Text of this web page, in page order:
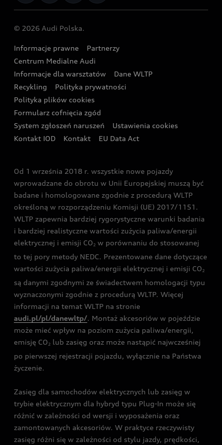
Umów się na jazdę testową
Skonfiguruj swój model z Ekspertem Audi
Wyszukaj najbliższego Partnera Audi
Oferta dla przedsiębiorców
Oferta dla klientów prywatnych
Kalkulator rat
Ubezpieczenie
Audi exclusive
Porównaj nasze modele plug-in hybrid
Zasięg
Centrum napraw powypadkowych
Gwarancja
Akcje serwisowe Audi
Katalog online akcesoriów
Audi i Muzeum Sztuki Nowoczesnej w Warszawie
Audi driving experience
Audi quattro Cup
Audi i Puchar Świata w Skokach Narciarskich w
Zakopanem
© 2026 Audi Polska.
Informacje prawne
Partnerzy
Centrum Medialne Audi
Informacje dla warsztatów
Dane WLTP
Recykling
Polityka prywatności
Polityka plików cookies
Formularz cofnięcia zgód
System zgłoszeń naruszeń
Ustawienia cookies
Kontakt IOD
Kontakt EU Data Act
Od 1 września 2018 r. wszystkie nowe pojazdy
wprowadzane do obrotu w Unii Europejskiej muszą być
badane i homologowane zgodnie z procedurą WLTP
określoną w rozporządzeniu Komisji (UE) 2017/1151.
WLTP zapewnia bardziej rygorystyczne warunki badania
i bardziej realistyczne wartości zużycia paliwa/energii
elektrycznej i emisji CO 2 w porównaniu do stosowanej
to tej pory metody NEDC. Prezentowane dane dotyczące
wartości zużycia paliwa/energii elektrycznej i emisji CO 2
są danymi zgodnymi ze świadectwem homologacji typu
wyznaczonymi zgodnie z procedurą WLTP. Więcej
informacji na temat WLTP na stronie
audi.pl/pl/danewltp/. Montaż akcesoriów w pojeździe
może mieć wpływ na poziom zużycia paliwa/energii,
emisję CO2 lub zasięg oraz może nastąpić najwcześniej
po pierwszej rejestracji pojazdu, wyłącznie na Państwa
życzenie.
Zasięg dla samochodów elektrycznych lub zasięg w
trybie elektrycznym dla hybryd typu Plug-In może się
różnić w zależności od wersji i wyposażenia oraz
zamontowanych akcesoriów. W praktyce rzeczywisty
zasięg różni się w zależności od stylu jazdy, prędkości,